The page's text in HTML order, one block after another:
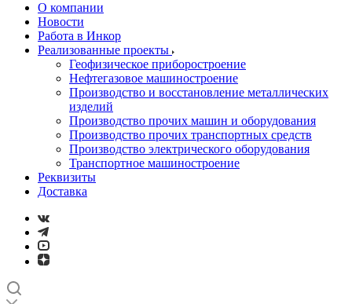
О компании
Новости
Работа в Инкор
Реализованные проекты
Геофизическое приборостроение
Нефтегазовое машиностроение
Производство и восстановление металлических
изделий
Производство прочих машин и оборудования
Производство прочих транспортных средств
Производство электрического оборудования
Транспортное машиностроение
Реквизиты
Доставка